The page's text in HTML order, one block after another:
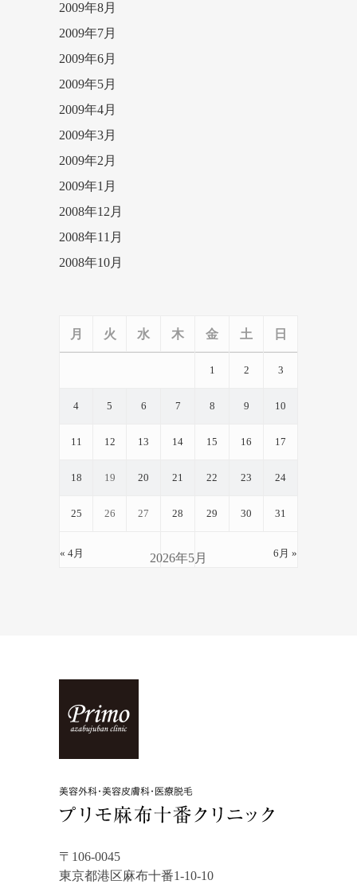
2009年8月
2009年7月
2009年6月
2009年5月
2009年4月
2009年3月
2009年2月
2009年1月
2008年12月
2008年11月
2008年10月
2026年5月
月 火 水 木 金 土 日
« 4月 6月 »
1 2 3
4 5 6 7 8 9 10
11 12 13 14 15 16 17
18 19 20 21 22 23 24
25 26 27 28 29 30 31
〒106-0045
東京都港区麻布十番1-10-10